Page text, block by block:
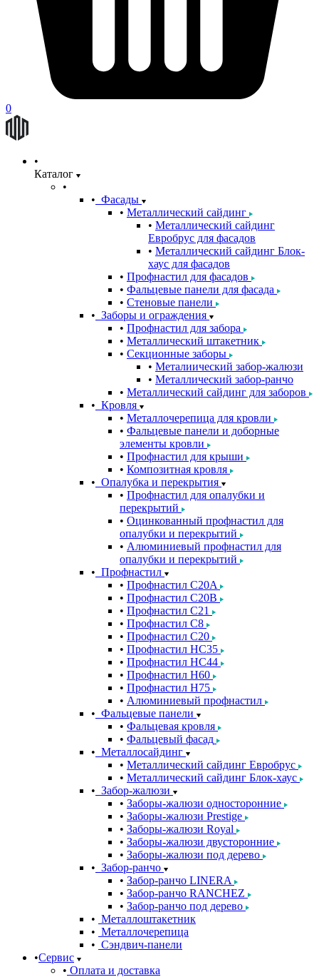
0
Каталог
Фасады
Металлический сайдинг
Металлический сайдинг
Евробрус для фасадов
Металлический сайдинг Блок-
хаус для фасадов
Профнастил для фасадов
Фальцевые панели для фасада
Стеновые панели
Заборы и ограждения
Профнастил для забора
Металлический штакетник
Секционные заборы
Металиический забор-жалюзи
Металлический забор-ранчо
Металлический сайдинг для заборов
Кровля
Металлочерепица для кровли
Фальцевые панели и доборные
элементы кровли
Профнастил для крыши
Композитная кровля
Опалубка и перекрытия
Профнастил для опалубки и
перекрытий
Оцинкованный профнастил для
опалубки и перекрытий
Алюминиевый профнастил для
опалубки и перекрытий
Профнастил
Профнастил С20A
Профнастил С20B
Профнастил С21
Профнастил С8
Профнастил С20
Профнастил НС35
Профнастил НС44
Профнастил Н60
Профнастил Н75
Алюминиевый профнастил
Фальцевые панели
Фальцевая кровля
Фальцевый фасад
Металлосайдинг
Металлический сайдинг Евробрус
Металлический сайдинг Блок-хаус
Забор-жалюзи
Заборы-жалюзи односторонние
Заборы-жалюзи Prestige
Заборы-жалюзи Royal
Заборы-жалюзи двусторонние
Заборы-жалюзи под дерево
Забор-ранчо
Забор-ранчо LINERA
Забор-ранчо RANCHEZ
Забор-ранчо под дерево
Металлоштакетник
Металлочерепица
Сэндвич-панели
Сервис
Оплата и доставка